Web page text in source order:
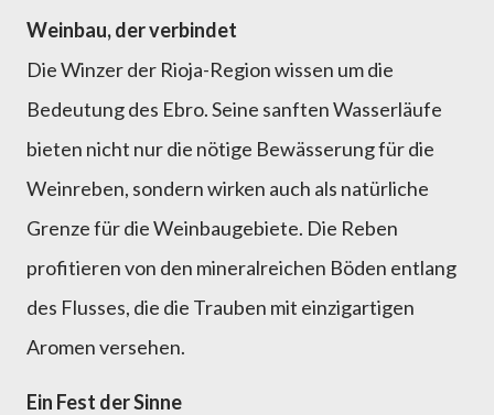
Weinbau, der verbindet
Die Winzer der Rioja-Region wissen um die
Bedeutung des Ebro. Seine sanften Wasserläufe
bieten nicht nur die nötige Bewässerung für die
Weinreben, sondern wirken auch als natürliche
Grenze für die Weinbaugebiete. Die Reben
profitieren von den mineralreichen Böden entlang
des Flusses, die die Trauben mit einzigartigen
Aromen versehen.
Ein Fest der Sinne